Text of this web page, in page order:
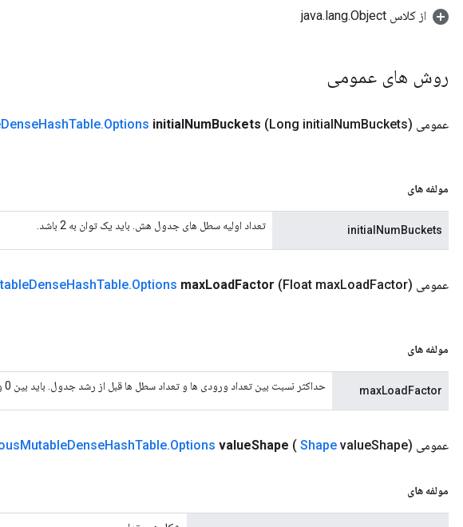
از کلاس java.lang.Object
روش های عمومی
عمومی DenseHashTable.Options initialNumBuckets (Long initialNumBuckets)
مولفه های
initialNumBuckets تعداد اولیه سطل های جدول هش. باید یک توان به 2 باشد.
عمومی DenseHashTable.Options maxLoadFactor (Float maxLoadFactor)
مولفه های
maxLoadFactor حداکثر نسبت بین تعداد ورودی ها و تعداد سطل ها قبل از رشد جدول. باید بین 0 و 1 باشد.
عمومی MutableDenseHashTable.Options valueShape ( Shape valueShape)
مولفه های